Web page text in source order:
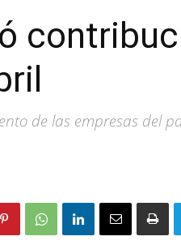
de las empresas del